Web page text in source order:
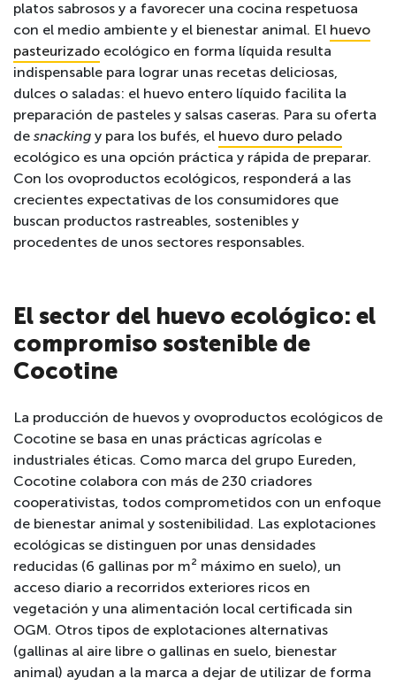
platos sabrosos y a favorecer una cocina respetuosa
con el medio ambiente y el bienestar animal. El huevo
pasteurizado ecológico en forma líquida resulta
indispensable para lograr unas recetas deliciosas,
dulces o saladas: el huevo entero líquido facilita la
preparación de pasteles y salsas caseras. Para su oferta
de snacking y para los bufés, el huevo duro pelado
ecológico es una opción práctica y rápida de preparar.
Con los ovoproductos ecológicos, responderá a las
crecientes expectativas de los consumidores que
buscan productos rastreables, sostenibles y
procedentes de unos sectores responsables.
El sector del huevo ecológico: el
compromiso sostenible de
Cocotine
La producción de huevos y ovoproductos ecológicos de
Cocotine se basa en unas prácticas agrícolas e
industriales éticas. Como marca del grupo Eureden,
Cocotine colabora con más de 230 criadores
cooperativistas, todos comprometidos con un enfoque
de bienestar animal y sostenibilidad. Las explotaciones
ecológicas se distinguen por unas densidades
reducidas (6 gallinas por m² máximo en suelo), un
acceso diario a recorridos exteriores ricos en
vegetación y una alimentación local certificada sin
OGM. Otros tipos de explotaciones alternativas
(gallinas al aire libre o gallinas en suelo, bienestar
animal) ayudan a la marca a dejar de utilizar de forma